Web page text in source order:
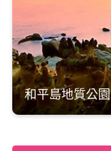
和平島地質公園